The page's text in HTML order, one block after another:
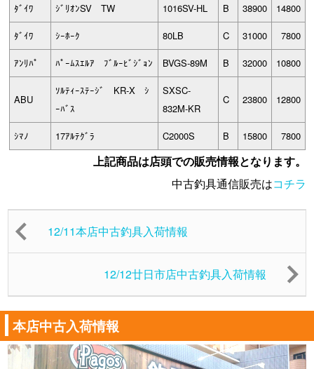
ﾀﾞｲﾜ ｼﾞﾘｵﾝSV TW 1016SV-HL B 38900 14800
ﾀﾞｲﾜ ｼｰﾎｰｸ 80LB C 31000 7800
ｱﾝﾘﾊﾟ ﾊﾟｰﾑｽｴﾙｱ ﾌﾞﾙｰﾋﾞｼﾞｮﾝ BVGS-89M B 32000 10800
ABU
ｿﾙﾃｨｰｽﾃｰｼﾞ KR-X ｼ
ｰﾊﾞｽ
SXSC-
832M-KR
C 23800 12800
ｼﾏﾉ 17ｱﾙﾃｸﾞﾗ C2000S B 15800 7800
上記商品は店頭での販売情報となります。
中古釣具通信販売はコチラ
12/11本店中古釣具入荷情報
12/12廿日市店中古釣具入荷情報
本店中古入荷情報